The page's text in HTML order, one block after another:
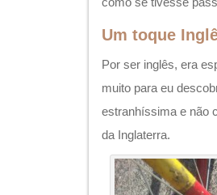
O próprio, com
13/32″.